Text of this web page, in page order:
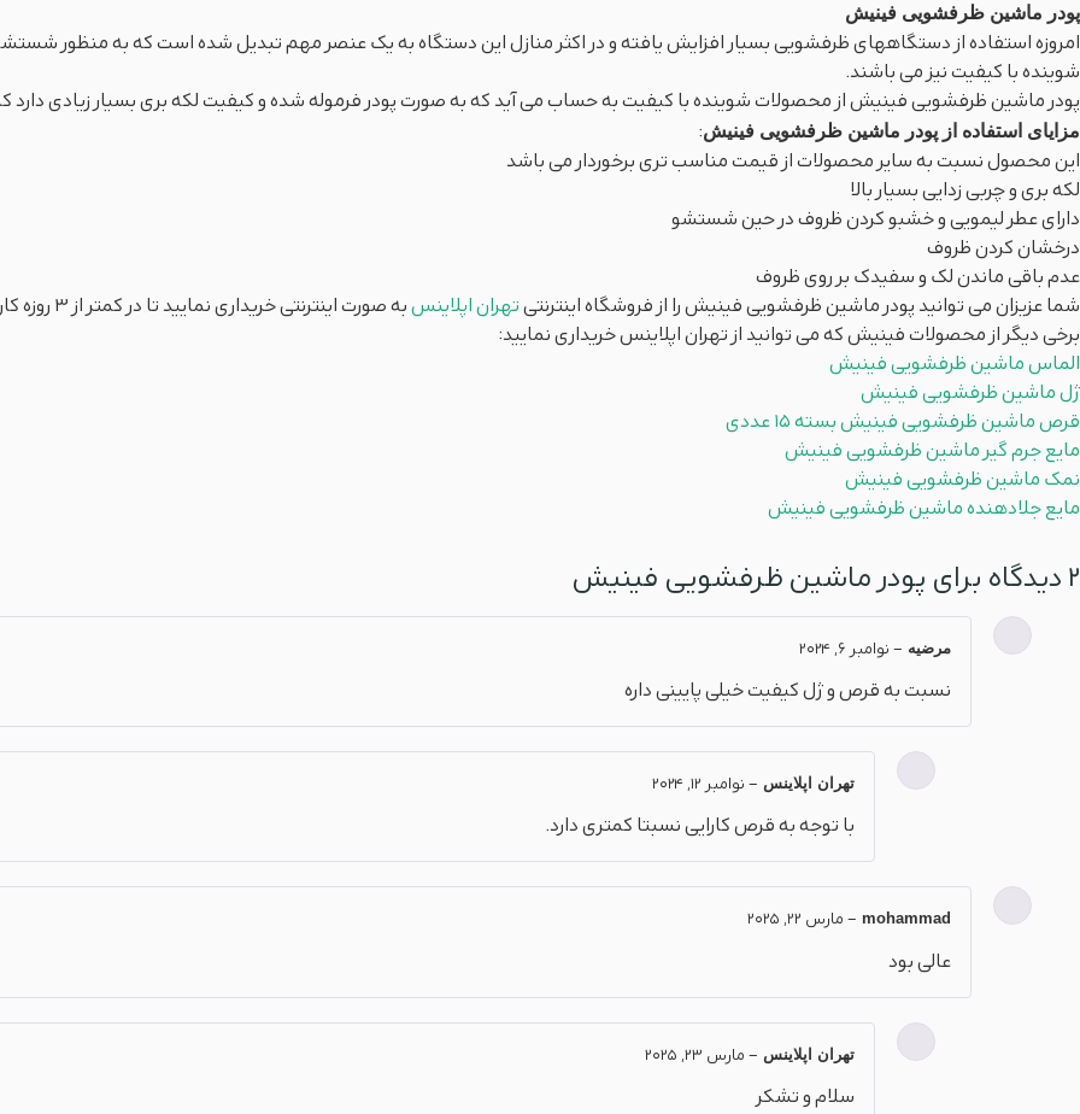
پودر ماشین ظرفشویی فینیش
امروزه استفاده از دستگاههای ظرفشویی بسیار افزایش یافته و در اکثر منازل این دستگاه به یک عنصر مهم تبدیل شده است که به منظور
شوینده با کیفیت نیز می باشند.
پودر ماشین ظرفشویی فینیش از محصولات شوینده با کیفیت به حساب می آید که به صورت پودر فرموله شده و کیفیت لکه بری بسیار زیادی دارد
مزایای استفاده از پودر ماشین ظرفشویی فینیش:
این محصول نسبت به سایر محصولات از قیمت مناسب تری برخوردار می باشد
لکه بری و چربی زدایی بسیار بالا
دارای عطر لیمویی و خشبو کردن ظروف در حین شستشو
درخشان کردن ظروف
عدم باقی ماندن لک و سفیدک بر روی ظروف
شما عزیزان می توانید پودر ماشین ظرفشویی فینیش را از فروشگاه اینترنتیتهران اپلاینسبه صورت اینترنتی خریداری نمایید تا در کمتر از 3 روزه کاری محصول برای شما عزیزان ارسال شود.
برخی دیگر از محصولات فینیش که می توانید از تهران اپلاینس خریداری نمایید:
الماس ماشین ظرفشویی فینیش
ژل ماشین ظرفشویی فینیش
قرص ماشین ظرفشویی فینیش بسته 15 عددی
مایع جرم گیر ماشین ظرفشویی فینیش
نمک ماشین ظرفشویی فینیش
مایع جلادهنده ماشین ظرفشویی فینیش
2 دیدگاه برای پودر ماشین ظرفشویی فینیش
مرضیه – نوامبر 6, 2024
نسبت به قرص و ژل کیفیت خیلی پایینی داره
تهران اپلاینس – نوامبر 12, 2024
با توجه به قرص کارایی نسبتا کمتری دارد.
mohammad
– مارس 22, 2025
عالی بود
تهران اپلاینس – مارس 23, 2025
سلام و تشکر